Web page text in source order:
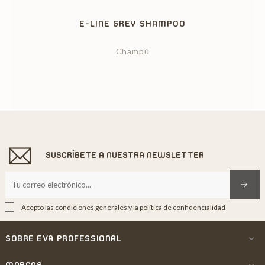
E-LINE GREY SHAMPOO
Champú
SUSCRÍBETE A NUESTRA NEWSLETTER
Acepto las condiciones generales y la política de confidencialidad
SOBRE EVA PROFESSIONAL 